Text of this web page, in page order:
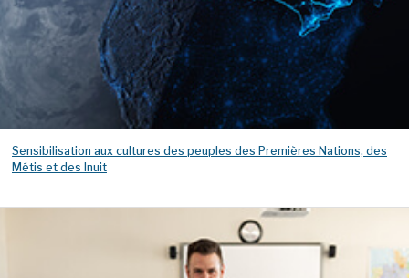
Sensibilisation aux cultures des peuples des Premières Nations, des
Métis et des Inuit